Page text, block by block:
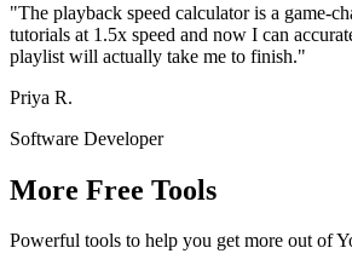
"The playback speed calculator is a game-
tutorials at 1.5x speed and now I can
playlist will actually take me to finish."
Priya R.
Software Developer
More Free Tools
Powerful tools to help you get more out of